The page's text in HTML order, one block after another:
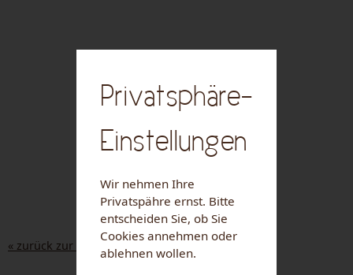
« zurück zur Liste
Privatsphäre-
Einstellungen
Wir nehmen Ihre
Privatspähre ernst. Bitte
entscheiden Sie, ob Sie
Cookies annehmen oder
ablehnen wollen.